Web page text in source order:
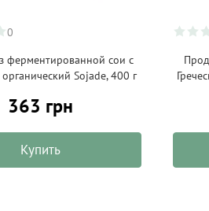
0
ферментированной сои с
Sojade, 400 г
363 грн
Купить